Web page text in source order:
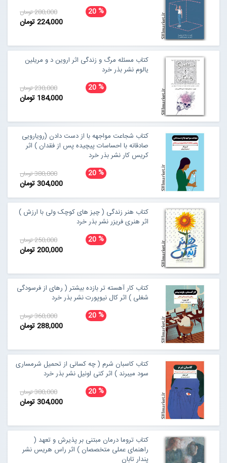
20% 280,000 تومان
224,000 تومان
کتاب مسئله مرگ و زندگی اثر اروین د و مریلین
یالوم نشر بذر خرد
20% 230,000 تومان
184,000 تومان
کتاب شجاعت مواجهه با از دست دادن (رویارویی
صادقانه با احساسات پیچیده پس از فقدان ) اثر
کریس کار نشر بذر خرد
20% 380,000 تومان
304,000 تومان
کتاب هنر زندگی ( چیز های کوچک ولی با ارزش )
اثر هنری فریزر نشر بذر خرد
20% 250,000 تومان
200,000 تومان
کتاب کار آهسته تر بازده بیشتر ( رهای از فرسودگی
شغلی ) اثر کال نیوپورت نشر بذر خرد
20% 360,000 تومان
288,000 تومان
کتاب کاسبان شرم ( چه کسانی از تحمیل شرمساری
سود میبرند ) اثر کتی اونیل نشر بذر خرد
20% 380,000 تومان
304,000 تومان
کتاب تروما درمان مبتنی بر پذیرش و تعهد (
راهنمای عملی متخصصان ) اثر راس هریس نشر
پندار تابان